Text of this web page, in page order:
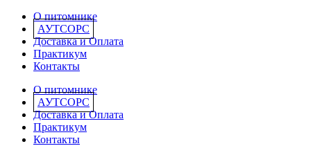
О питомнике
АУТСОРС
Доставка и Оплата
Практикум
Контакты
О питомнике
АУТСОРС
Доставка и Оплата
Практикум
Контакты